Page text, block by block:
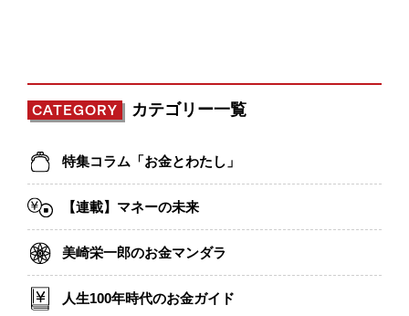
CATEGORY カテゴリー一覧
特集コラム「お金とわたし」
【連載】マネーの未来
美崎栄一郎のお金マンダラ
人生100年時代のお金ガイド